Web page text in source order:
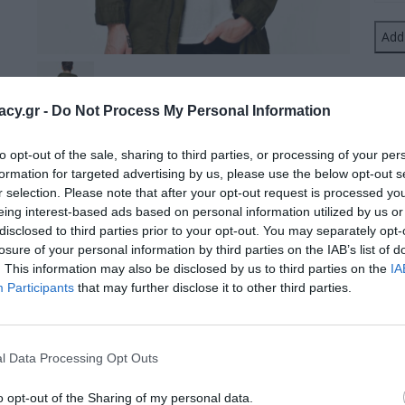
- Do Not Process My Personal Information
opt-out of the sale, sharing to third parties, or processing of your
for targeted advertising by us, please use the below opt-out
selection. Please note that after your opt-out request is processed
interest-based ads based on personal information utilized by us
to third parties prior to your opt-out. You may separately
of your personal information by third parties on the IAB’s list of
This information may also be disclosed by us to third parties on the
Participants that may further disclose it to other third parties.
Data Processing Opt Outs
opt-out of the Sharing of my personal data.
Description Reviews (2)
Aliquam velit ipsum, iaculis vel purus a, pellentesque
lobortis lacus sit amet diam placerat ultricies. Proin metus
amet mi. Cras cursus tempus ipsum, a eleifend enim suscipit
ornare. Pellentesque interdum mollis nisi tincidunt placerat.
Related products